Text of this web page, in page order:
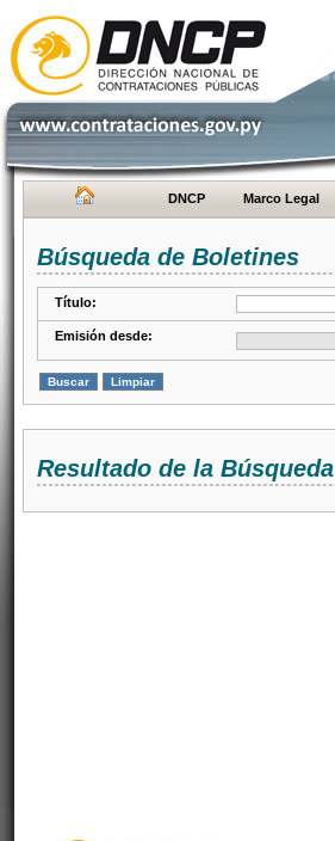
DNCP Marco Legal
Búsqueda de Boletines
Título:
Emisión desde:
Resultado de la Búsqueda